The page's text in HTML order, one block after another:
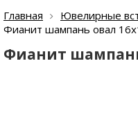
Главная Ювелирные
Фианит шампань овал
Фианит